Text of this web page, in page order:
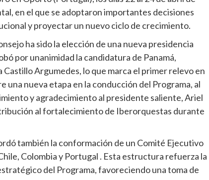
en el que se adoptaron importantes decisiones
y proyectar un nuevo ciclo de crecimiento.
ha sido la elección de una nueva presidencia
por unanimidad la candidatura de Panamá,
Argumedes, lo que marca el primer relevo en
una nueva etapa en la conducción del Programa, al
y agradecimiento al presidente saliente, Ariel
al fortalecimiento de Iberorquestas durante
también la conformación de un Comité Ejecutivo
Colombia y Portugal . Esta estructura refuerza la
del Programa, favoreciendo una toma de